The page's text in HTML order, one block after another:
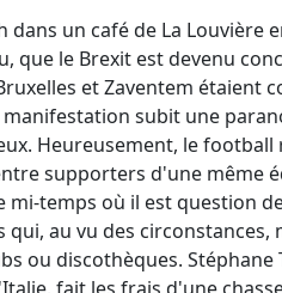
un café de La Louvière
que le Brexit est devenu
et Zaventem étaient
subit une
Heureusement, le
supporters d'une même
temps où il est question
qui, au vu des
ou discothèques.